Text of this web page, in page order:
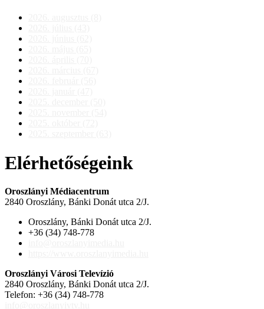
Elérhetőségeink
Oroszlányi Médiacentrum
2840 Oroszlány, Bánki Donát utca 2/J.
Oroszlány, Bánki Donát utca 2/J.
+36 (34) 748-778
Oroszlányi Városi Televízió
2840 Oroszlány, Bánki Donát utca 2/J.
Telefon: +36 (34) 748-778